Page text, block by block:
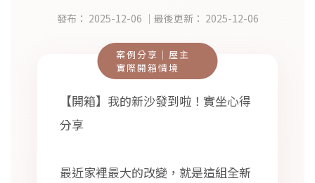
發布： 2025-12-06 ｜最後更新： 2025-12-06
案例分享｜屋主
實際開箱情境
【開箱】我的新沙發到啦！實坐心得
分享
最近家裡最大的改變，就是這組全新